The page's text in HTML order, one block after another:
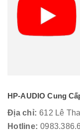
HP-AUDIO Cung
Địa chỉ: 612 Lê
Hotline: